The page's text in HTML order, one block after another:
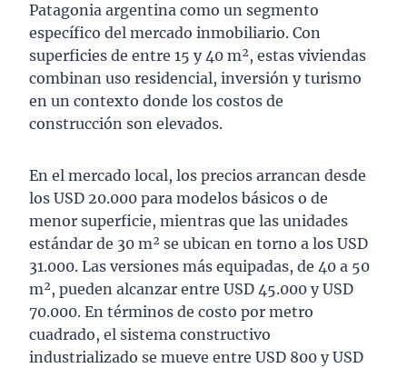
Patagonia argentina como un segmento
específico del mercado inmobiliario. Con
superficies de entre 15 y 40 m², estas viviendas
combinan uso residencial, inversión y turismo
en un contexto donde los costos de
construcción son elevados.
En el mercado local, los precios arrancan desde
los USD 20.000 para modelos básicos o de
menor superficie, mientras que las unidades
estándar de 30 m² se ubican en torno a los USD
31.000. Las versiones más equipadas, de 40 a 50
m², pueden alcanzar entre USD 45.000 y USD
70.000. En términos de costo por metro
cuadrado, el sistema constructivo
industrializado se mueve entre USD 800 y USD